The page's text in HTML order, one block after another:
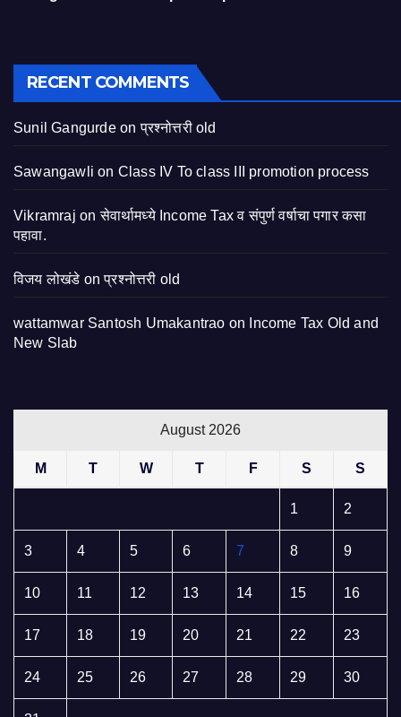
RECENT COMMENTS
Sunil Gangurdeonप्रश्नोत्तरी old
Sawangawli on Class IV To class III promotion process
Vikramraj onसेवार्थामध्ये Income Tax व संपुर्ण वर्षाचा पगार कसा
पहावा.
विजय लोखंडे onप्रश्नोत्तरी old
wattamwar Santosh Umakantrao on
Income Tax Old and
New Slab
August 2026
M T W T F S S
1 2
3 4 5 6 7 8 9
10 11 12 13 14 15 16
17 18 19 20 21 22 23
24 25 26 27 28 29 30